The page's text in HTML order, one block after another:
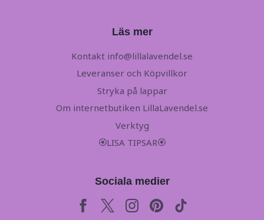
Läs mer
Kontakt info@lillalavendel.se
Leveranser och Köpvillkor
Stryka på lappar
Om internetbutiken LillaLavendel.se
Verktyg
🏵LISA TIPSAR🏵
Sociala medier